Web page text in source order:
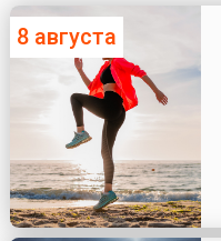
8 августа